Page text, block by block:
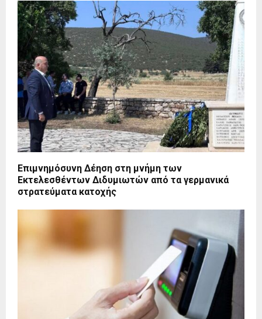
Επιμνημόσυνη Δέηση στη μνήμη των
Εκτελεσθέντων Διδυμιωτών από τα γερμανικά
στρατεύματα κατοχής